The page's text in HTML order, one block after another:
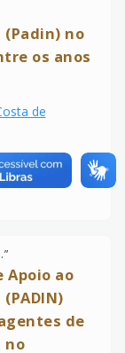
no
os anos
de
”
Apoio ao
de
no